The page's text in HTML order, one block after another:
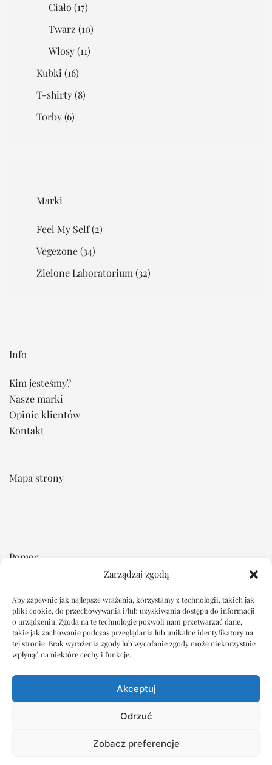
Zarządzaj zgodą
Aby zapewnić jak najlepsze wrażenia, korzystamy z technologii, takich jak
pliki cookie, do przechowywania i/lub uzyskiwania dostępu do informacji
o urządzeniu. Zgoda na te technologie pozwoli nam przetwarzać dane,
takie jak zachowanie podczas przeglądania lub unikalne identyfikatory na
tej stronie. Brak wyrażenia zgody lub wycofanie zgody może niekorzystnie
wpłynąć na niektóre cechy i funkcje.
Akceptuj
Odrzuć
Zobacz preferencje
Ciało (17)
Twarz (10)
Włosy(11)
Kubki (16)
T-shirty(8)
Torby(6)
Marki
Feel My Self(2)
Vegezone(34)
Zielone Laboratorium (32)
Info
Kim jesteśmy?
Nasze marki
Opinie klientów
Kontakt
Mapa strony
Pomoc
Płatność i dostawa
Reklamacje i zwroty
Dokumenty
Oświadczenie o ochronie prywatności
Wyłączenie odpowiedzialności